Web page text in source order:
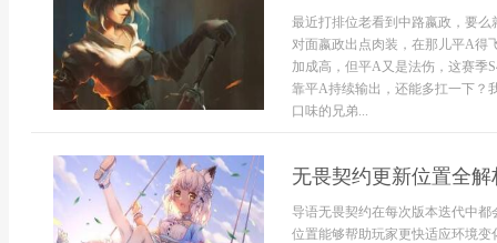
最近打排位老看到中路嬴政，要
对面嬴政出点肉装，在那儿平A得
加成高，但平A又是法伤，这赛季
靠平A持续输出，还能多扛一下？
口味的兄弟...
无畏契约更新位置全解
导语无畏契约在每次版本迭代中
位置能够帮助玩家更快适应环境